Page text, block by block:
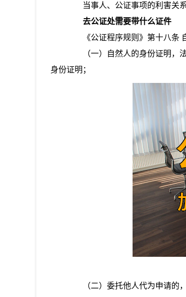
当事人、公证事项的利害关系
去公证处需要带什么证件
《公证程序规则》第十八条 自
（一）自然人的身份证明，法
身份证明；
（二）委托他人代为申请的，